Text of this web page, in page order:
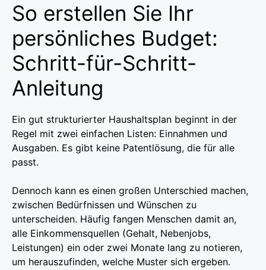
So erstellen Sie Ihr
persönliches Budget:
Schritt-für-Schritt-
Anleitung
Ein gut strukturierter Haushaltsplan beginnt in der
Regel mit zwei einfachen Listen: Einnahmen und
Ausgaben. Es gibt keine Patentlösung, die für alle
passt.
Dennoch kann es einen großen Unterschied machen,
zwischen Bedürfnissen und Wünschen zu
unterscheiden. Häufig fangen Menschen damit an,
alle Einkommensquellen (Gehalt, Nebenjobs,
Leistungen) ein oder zwei Monate lang zu notieren,
um herauszufinden, welche Muster sich ergeben.